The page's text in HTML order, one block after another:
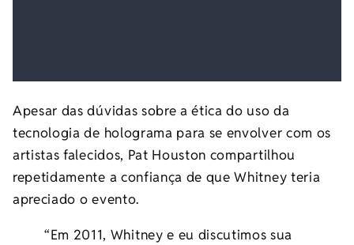
Apesar das dúvidas sobre a ética do uso da
tecnologia de holograma para se envolver com os
artistas falecidos, Pat Houston compartilhou
repetidamente a confiança de que Whitney teria
apreciado o evento.
“Em 2011, Whitney e eu discutimos sua